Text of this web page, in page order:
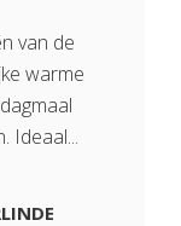
van de
warme
Ideaal...